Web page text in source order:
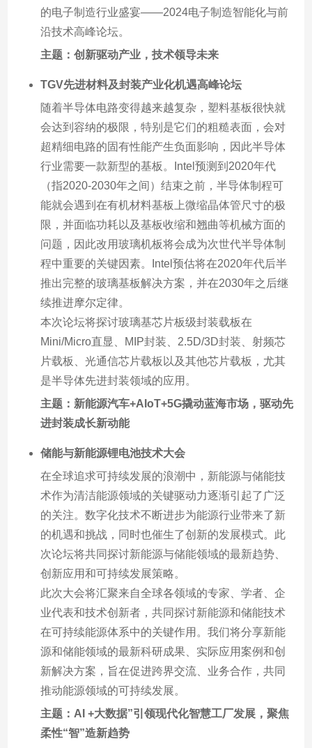
的电子制造行业盛宴——2024电子制造智能化与前
沿技术高峰论坛。
主题：创新驱动产业，技术领导未来
TGV先进材料及封装产业化机遇高峰论坛
随着半导体电路变得越来越复杂，塑料基板很快就
会达到容纳的极限，特别是它们的粗糙表面，会对
超精细电路的固有性能产生负面影响，因此半导体
行业需要一款新型的基板。Intel预测到2020年代
（指2020-2030年之间）结束之前，半导体制程可
能就会遇到在有机材料基板上微缩晶体管尺寸的极
限，并面临功耗以及基板收缩和翘曲等机械方面的
问题，因此改用玻璃机板将会成为次世代半导体制
程中重要的关键因素。Intel预估将在2020年代后半
推出完整的玻璃基板解决方案，并在2030年之后继
续推进摩尔定律。
本次论坛将探讨玻璃基芯片板级封装载板在
Mini/Micro直显、MIP封装、2.5D/3D封装、射频芯
片载板、光通信芯片载板以及其他芯片载板，尤其
是半导体先进封装领域的应用。
主题：新能源汽车+AIoT+5G撬动蓝海市场，驱动先
进封装成长新动能
储能与新能源锂电池技术大会
在全球追求可持续发展的浪潮中，新能源与储能技
术作为清洁能源领域的关键驱动力逐渐引起了广泛
的关注。数字化技术不断进步为能源行业带来了新
的机遇和挑战，同时也催生了创新的发展模式。此
次论坛将共同探讨新能源与储能领域的最新趋势、
创新应用和可持续发展策略。
此次大会将汇聚来自全球各领域的专家、学者、企
业代表和技术创新者，共同探讨新能源和储能技术
在可持续能源体系中的关键作用。我们将分享新能
源和储能领域的最新科研成果、实际应用案例和创
新解决方案，旨在促进跨界交流、业务合作，共同
推动能源领域的可持续发展。
主题：AI +大数据”引领现代化智慧工厂发展，聚焦
柔性“智”造新趋势